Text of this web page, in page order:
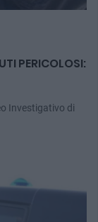
PERICOLOSI:
Investigativo di